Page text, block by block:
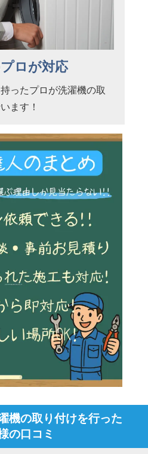
ロが対応
ったプロが洗濯機の取
ます！
機の取り付けを行った
の口コミ